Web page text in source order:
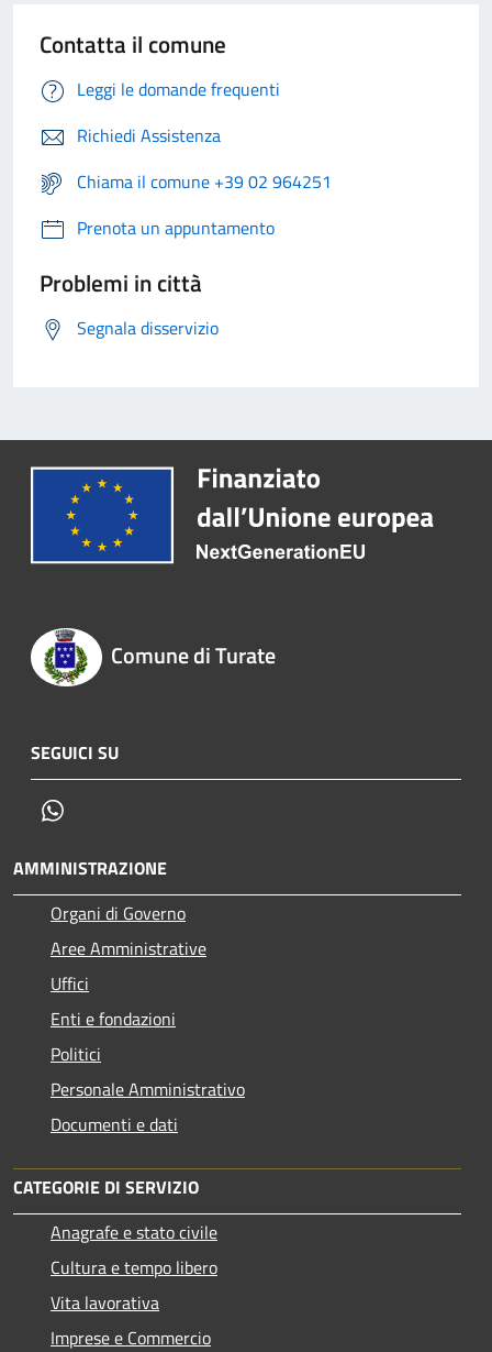
Contatta il comune
Leggi le domande frequenti
Richiedi Assistenza
Chiama il comune +39 02 964251
Prenota un appuntamento
Problemi in città
Segnala disservizio
Comune di Turate
SEGUICI SU
AMMINISTRAZIONE
Organi di Governo
Aree Amministrative
Uffici
Enti e fondazioni
Politici
Personale Amministrativo
Documenti e dati
CATEGORIE DI SERVIZIO
Anagrafe e stato civile
Cultura e tempo libero
Vita lavorativa
Imprese e Commercio